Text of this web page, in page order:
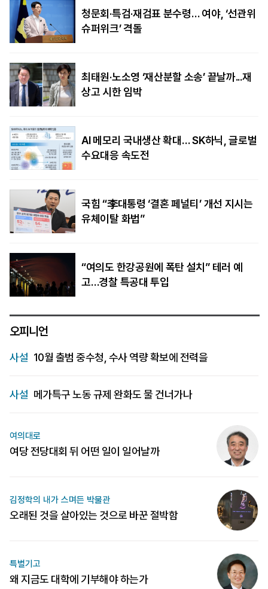
청문회·특검·재검표 분수령… 여야, ‘선관위
슈퍼위크’ 격돌
최태원·노소영 ‘재산분할 소송’ 끝날까...재
상고 시한 임박
AI 메모리 국내생산 확대… SK하닉, 글로벌
수요대응 속도전
국힘 “李대통령 ‘결혼 페널티’ 개선 지시는
유체이탈 화법”
“여의도 한강공원에 폭탄 설치” 테러 예
고…경찰 특공대 투입
오피니언
사설 10월 출범 중수청, 수사 역량 확보에 전력을
사설 메가특구 노동 규제 완화도 물 건너가나
여의대로
여당 전당대회 뒤 어떤 일이 일어날까
김정학의 내가 스며든 박물관
오래된 것을 살아있는 것으로 바꾼 절박함
특별기고
왜 지금도 대학에 기부해야 하는가